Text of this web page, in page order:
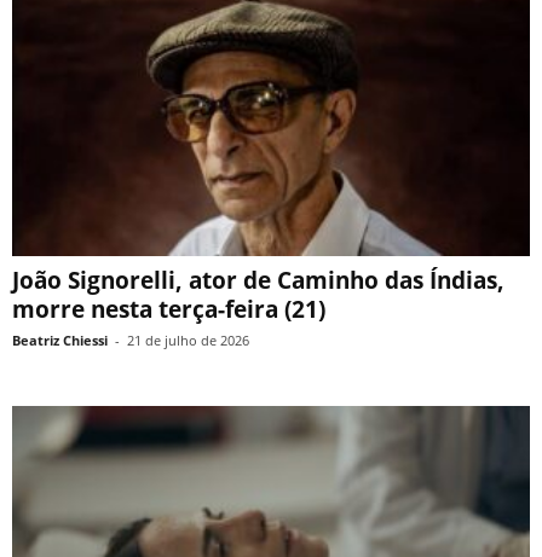
João Signorelli, ator de Caminho das Índias,
morre nesta terça-feira (21)
Beatriz Chiessi - 21 de julho de 2026